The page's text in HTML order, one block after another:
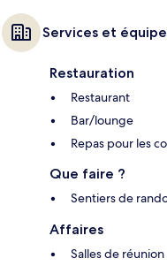
Services et
Restauration
Restaurant
Bar/lounge
Repas pour les
Que faire ?
Sentiers de
Affaires
Salles de réunion